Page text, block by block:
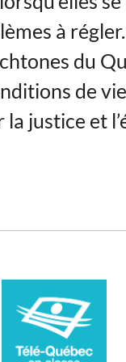
à
du
de
justice et